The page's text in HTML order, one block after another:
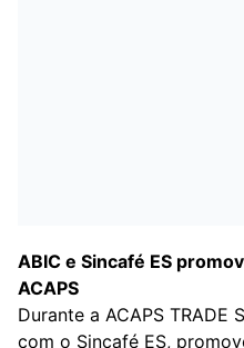
ABIC e Sincafé ES
ACAPS
Durante a ACAPS TRADE
com o Sincafé ES,